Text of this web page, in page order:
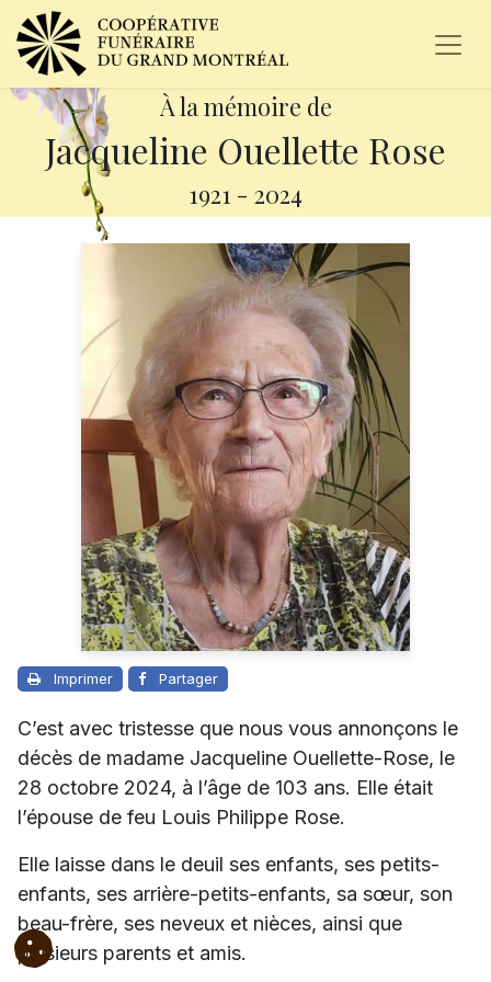
À la mémoire de
Jacqueline Ouellette Rose
1921 - 2024
Imprimer Partager
C’est avec tristesse que nous vous annonçons le
décès de madame Jacqueline Ouellette-Rose, le
28 octobre 2024, à l’âge de 103 ans. Elle était
l’épouse de feu Louis Philippe Rose.
Elle laisse dans le deuil ses enfants, ses petits-
enfants, ses arrière-petits-enfants, sa sœur, son
beau-frère, ses neveux et nièces, ainsi que
plusieurs parents et amis.